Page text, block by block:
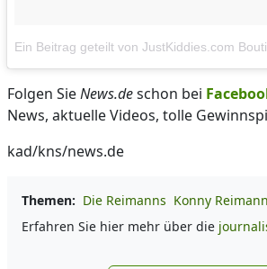
Ein Beitrag geteilt von JustKiddies.com
Folgen SieNews.deschon bei
News, aktuelle Videos, tolle
kad/kns/news.de
Themen: Die Reimanns Konny Reimann
Erfahren Sie hier mehr über die